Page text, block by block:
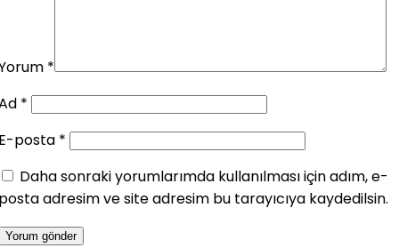
*
*
posta *
Daha sonraki yorumlarımda kullanılması için adım, e-
adresim ve site adresim bu tarayıcıya kaydedilsin.